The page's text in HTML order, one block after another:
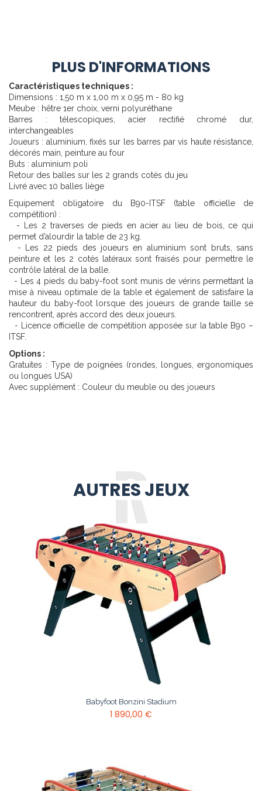
PLUS D'INFORMATIONS
Caractéristiques techniques :
Dimensions : 1,50 m x 1,00 m x 0,95 m - 80 kg
Meube : hêtre 1er choix, verni polyuréthane
Barres : télescopiques, acier rectifié chromé dur,
interchangeables
Joueurs : aluminium, fixés sur les barres par vis haute résistance,
décorés main, peinture au four
Buts : aluminium poli
Retour des balles sur les 2 grands cotés du jeu
Livré avec 10 balles liège
Equipement obligatoire du B90-ITSF (table officielle de
compétition) :
- Les 2 traverses de pieds en acier au lieu de bois, ce qui
permet d’alourdir la table de 23 kg.
- Les 22 pieds des joueurs en aluminium sont bruts, sans
peinture et les 2 cotés latéraux sont fraisés pour permettre le
contrôle latéral de la balle.
- Les 4 pieds du baby-foot sont munis de vérins permettant la
mise à niveau optimale de la table et également de satisfaire la
hauteur du baby-foot lorsque des joueurs de grande taille se
rencontrent, après accord des deux joueurs.
- Licence officielle de compétition apposée sur la table B90 –
ITSF.
Options :
Gratuites : Type de poignées (rondes, longues, ergonomiques
ou longues USA)
Avec supplément : Couleur du meuble ou des joueurs
AUTRES JEUX
Babyfoot Bonzini Stadium
1 890,00 €